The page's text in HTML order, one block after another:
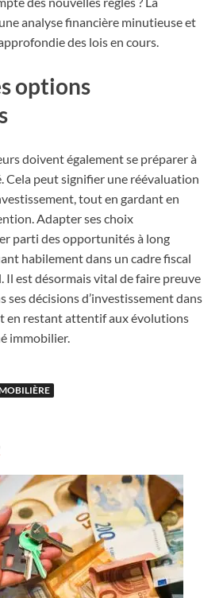
analyse financière minutieuse et
des lois en cours.
options
doivent également se préparer à
Cela peut signifier une réévaluation
tout en gardant en
Adapter ses choix
parti des opportunités à long
habilement dans un cadre fiscal
Il est désormais vital de faire preuve
ses décisions d’investissement dans
en restant attentif aux évolutions
immobilier.